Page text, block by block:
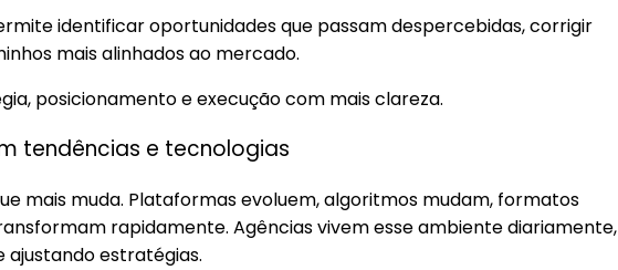
identificar oportunidades que passam despercebidas, corrigir
mais alinhados ao mercado.
posicionamento e execução com mais clareza.
tendências e tecnologias
mais muda. Plataformas evoluem, algoritmos mudam, formatos
rapidamente. Agências vivem esse ambiente diariamente,
ajustando estratégias.